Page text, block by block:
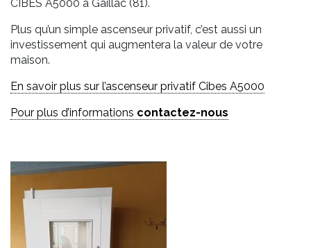
CIBES A5000 à Gaillac (81).
Plus qu’un simple ascenseur privatif, c’est aussi un
investissement qui augmentera la valeur de votre
maison.
En savoir plus sur l’ascenseur privatif Cibes A5000
Pour plus d’informations contactez-nous